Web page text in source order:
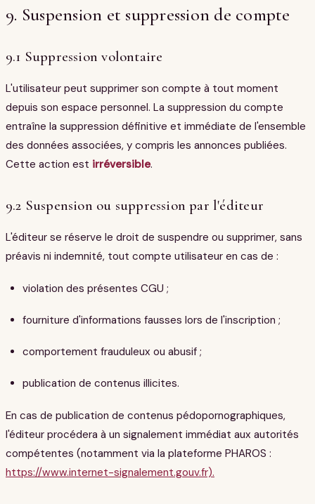
9. Suspension et suppression de compte
9.1 Suppression volontaire
L'utilisateur peut supprimer son compte à tout moment
depuis son espace personnel. La suppression du compte
entraîne la suppression définitive et immédiate de l'ensemble
des données associées, y compris les annonces publiées.
Cette action est irréversible.
9.2 Suspension ou suppression par l'éditeur
L'éditeur se réserve le droit de suspendre ou supprimer, sans
préavis ni indemnité, tout compte utilisateur en cas de :
violation des présentes CGU ;
fourniture d'informations fausses lors de l'inscription ;
comportement frauduleux ou abusif ;
publication de contenus illicites.
En cas de publication de contenus pédopornographiques,
l'éditeur procédera à un signalement immédiat aux autorités
compétentes (notamment via la plateforme PHAROS :
https://www.internet-signalement.gouv.fr).